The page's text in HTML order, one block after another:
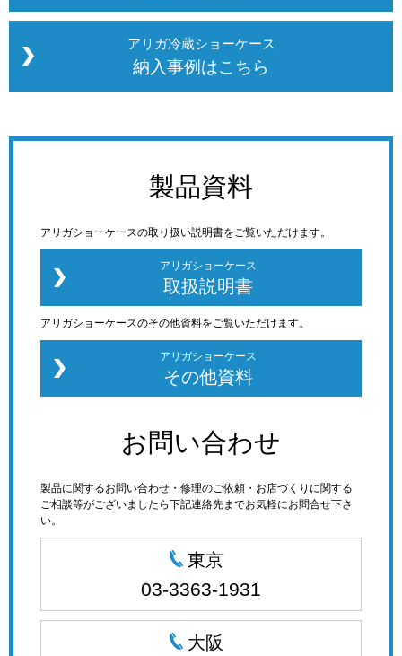
アリガ冷蔵ショーケース
納入事例はこちら
製品資料
アリガショーケースの取り扱い説明書をご覧いただけます。
アリガショーケース
取扱説明書
アリガショーケースのその他資料をご覧いただけます。
アリガショーケース
その他資料
お問い合わせ
製品に関するお問い合わせ・修理のご依頼・お店づくりに関する
ご相談等がございましたら下記連絡先までお気軽にお問合せ下さ
い。
東京
03-3363-1931
大阪